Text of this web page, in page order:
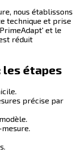
nous établissons
technique et prise
et le
réduit
les étapes
précise par